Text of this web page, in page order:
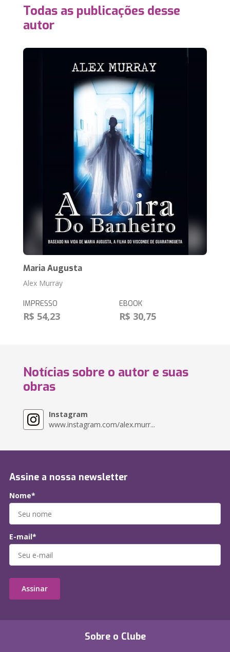
Todas as publicações desse
autor
Maria Augusta
Alex Murray
IMPRESSO
R$ 54,23
EBOOK
R$ 30,75
Notícias sobre o autor e suas
obras
Instagram
www.instagram.com/alex.murr...
Sobre o Clube
Assine a nossa newsletter
Nome*
E-mail*
Assinar